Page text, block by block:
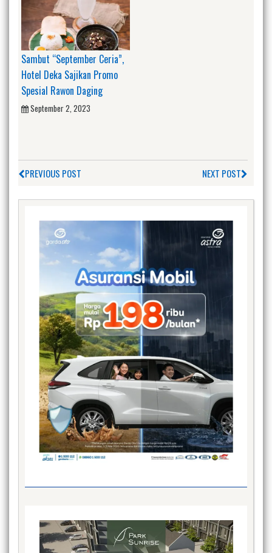
Sambut “September Ceria”,
Hotel Deka Sajikan Promo
Spesial Rawon Daging
September 2, 2023
PREVIOUS POST NEXT POST